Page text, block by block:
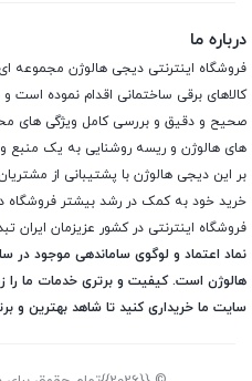
درباره ما
فروشگاه اینترنتی دیجی هالوژن مجموعه
کالاهای برقی ساختمانی اقدام نموده است
صحیح و دقیق و بررسی کامل ویژگی های
های هالوژن و ریسه روشنایی به یک منبع و
بر این دیجی هالوژن با پشتیبانی از
خرید خود به کمک در رشد بیشتر فروشگاه
فروشگاه اینترنتی در کشور عزیزمان ایران
نماد اعتماد و لوگوی ساماندهی موجود در
هالوژن است. کیفیت و برتری خدمات ما را
سایت ما خریداری کنید تا شاهد بهترین و